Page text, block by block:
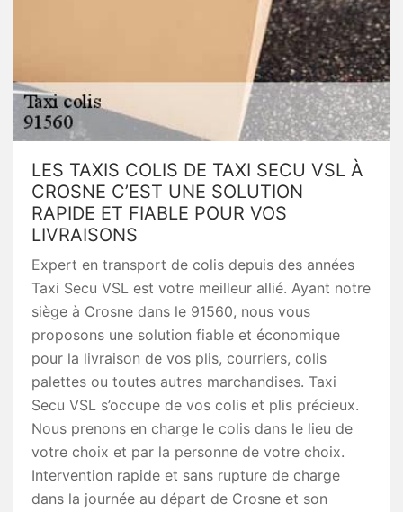
LES TAXIS COLIS DE TAXI SECU VSL À
CROSNE C’EST UNE SOLUTION
RAPIDE ET FIABLE POUR VOS
LIVRAISONS
Expert en transport de colis depuis des années
Taxi Secu VSL est votre meilleur allié. Ayant notre
siège à Crosne dans le 91560, nous vous
proposons une solution fiable et économique
pour la livraison de vos plis, courriers, colis
palettes ou toutes autres marchandises. Taxi
Secu VSL s’occupe de vos colis et plis précieux.
Nous prenons en charge le colis dans le lieu de
votre choix et par la personne de votre choix.
Intervention rapide et sans rupture de charge
dans la journée au départ de Crosne et son